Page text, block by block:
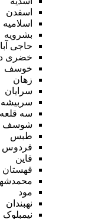
اسفدن
اسلامیه
بشرویه
حاجی
خضری
خوسف
زهان
سرایان
سربیشه
سه قلعه
شوسف
طبس
فردوس
قاین
قهستان
مود
نهبندان
نیمبلوک